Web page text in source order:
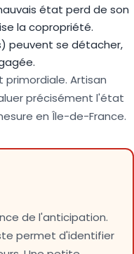
état perd de son
la copropriété.
peuvent se détacher,
primordiale. Artisan
précisément l'état
en Île-de-France.
de l'anticipation.
permet d'identifier